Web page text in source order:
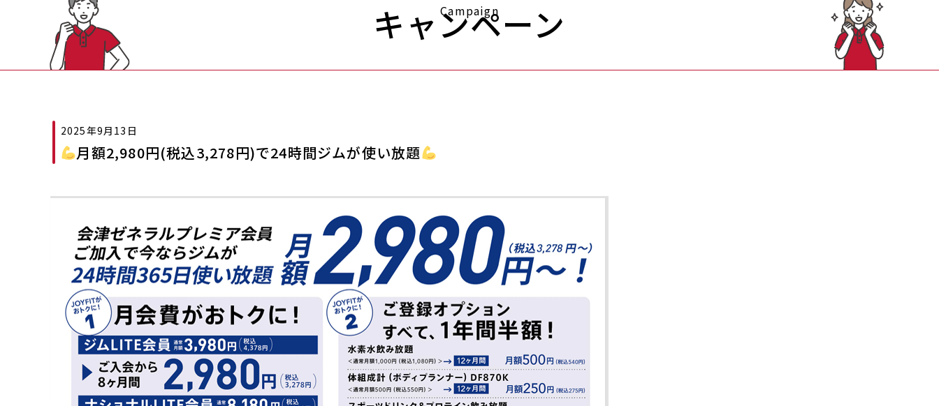
Campaign
キャンペーン
2025年9月13日
月額2,980円(税込3,278円)で24時間ジムが使い放題